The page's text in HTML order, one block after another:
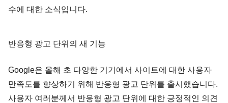
수에 대한 소식입니다.
반응형 광고 단위의 새 기능
Google은 올해 초 다양한 기기에서 사이트에 대한 사용자
만족도를 향상하기 위해 반응형 광고 단위를 출시했습니다.
사용자 여러분께서 반응형 광고 단위에 대한 긍정적인 의견